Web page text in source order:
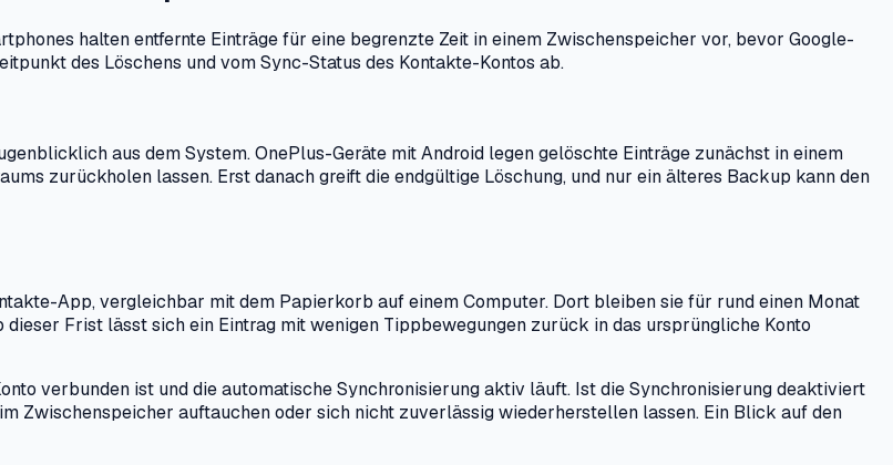
halten entfernte Einträge für eine begrenzte Zeit in einem Zwischenspeicher vor, bevor Google-
des Löschens und vom Sync-Status des Kontakte-Kontos ab.
aus dem System. OnePlus-Geräte mit Android legen gelöschte Einträge zunächst in einem
zurückholen lassen. Erst danach greift die endgültige Löschung, und nur ein älteres Backup kann den
App, vergleichbar mit dem Papierkorb auf einem Computer. Dort bleiben sie für rund einen Monat
Frist lässt sich ein Eintrag mit wenigen Tippbewegungen zurück in das ursprüngliche Konto
verbunden ist und die automatische Synchronisierung aktiv läuft. Ist die Synchronisierung deaktiviert
Zwischenspeicher auftauchen oder sich nicht zuverlässig wiederherstellen lassen. Ein Blick auf den